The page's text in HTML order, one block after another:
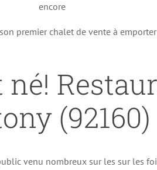
encore
premier chalet de vente à
né!
(92160)
venu nombreux sur les sur les